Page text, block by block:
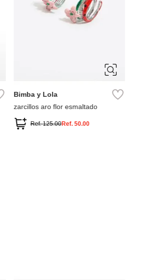
Bimba y Lola
zarcillos aro flor esmaltado
Ref.125.00Ref. 50.00